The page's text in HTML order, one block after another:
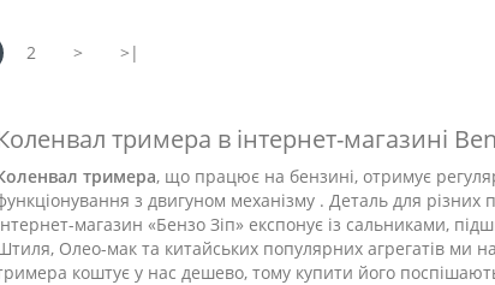
2 > >|
тримера в інтернет-магазині
тримера, що працює на бензині, отримує
з двигуном механізму . Деталь для
магазин «Бензо Зіп» експонує із сальниками,
Олео-мак та китайських популярних агрегатів ми
коштує у нас дешево, тому купити його